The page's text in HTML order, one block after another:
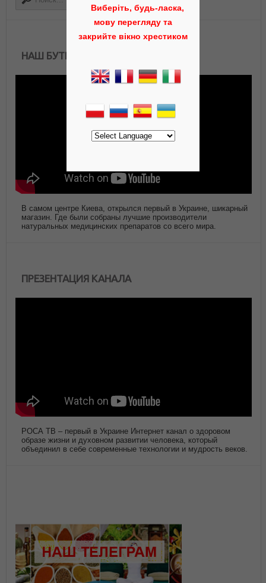
НАШ БУТИК АЮРВЕДЫ
В самом центре Киева, открылся первый в Украине, шикарный
магазин. Где были собраны лучшие производители
натуральных медицинских препаратов со всего мира.
ПРЕЗЕНТАЦИЯ КАНАЛА
РОСА ТВ – первый в Украине Интернет канал о здоровом
образе жизни и духовном развитии человека, который
объединил в себе современные технологии и мудрость веков.
Виберіть, будь-ласка,
мову перегляду та
закрийте вікно хрестиком